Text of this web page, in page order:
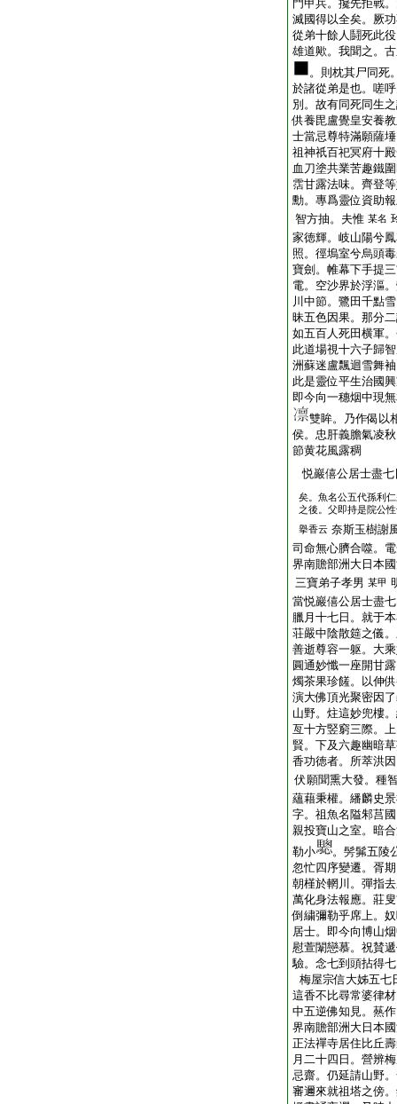
門甲兵。攙先拒戰
滅國得以全矣。厥
從弟十餘人鬪死此
雄道歟。我聞之。
。則枕其尸同死
於諸從弟是也。嗟
別。故有同死同生
供養毘盧覺皇安養
士當忌尊特滿願薩
祖神祇百祀冥府十
血刀塗共業苦趣鐵
霑甘露法味。齊登
勳。專爲靈位資助
智方抽。夫惟 某名
家徳輝。岐山陽兮
照。徑塢室兮烏頭
寶劍。帷幕下手提
電。空沙界於浮漚
川中節。鷺田千點
昧五色因果。那分
如五百人死田横軍
此道場視十六子歸
洲蘇迷盧飄迴雪舞
此是靈位平生治國
即今向一穗烟中現
雙眸。乃作偈以
侯。忠肝義膽氣凌
節黄花風露稠
悦巖僖公居士盡七
矣。魚名公五代孫利
之後。父即持是院公
擧香云 奈斯玉樹謝
司命無心臍合噬。
界南贍部洲大日本
三寶弟子孝男 某甲
當悦巖僖公居士盡
臘月十七日。就于
荘嚴中陰散筵之儀
善逝尊容一躯。大
圓通妙懺一座開甘
燭茶果珍饈。以伸
演大佛頂光聚密因
山野。炷這妙兜樓
亙十方竪窮三際。
賢。下及六趣幽暗
香功徳者。所萃洪
伏願聞熏大發。種
蘊藉秉權。繙麟史
字。祖魚名隘邾莒
親投寶山之室。暗
勒小
。髣髴五陵
忽忙四序變遷。胥
朝槿於輞川。彈指
萬化身法報應。莊
倒繍彌勒乎席上。
居士。即今向博山
慰萱闈戀慕。祝賛
驗。念七到頭拈得
梅屋宗信大姊五七
這香不比尋常婆律
中五逆佛知見。爇
界南贍部洲大日本
正法禪寺居住比丘
月二十四日。營辨
忌齋。仍延請山野
審邇來就祖塔之傍